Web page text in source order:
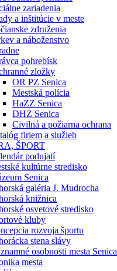
zariadenia
a inštitúcie v meste
združenia
a náboženstvo
pohrebísk
zložky
OR PZ Senica
Mestská polícia
HaZZ Senica
DHZ Senica
Civilná a požiarna ochrana
firiem a služieb
ŠPORT
podujatí
kultúrne stredisko
Senica
galéria J. Mudrocha
knižnica
osvetové stredisko
kluby
rozvoja športu
stena slávy
osobnosti mesta Senica
mesta